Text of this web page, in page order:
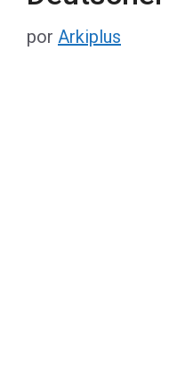
por Arkiplus